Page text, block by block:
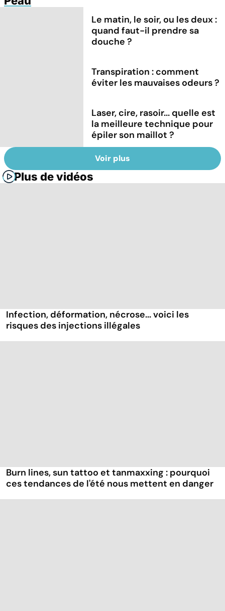
Le matin, le soir, ou les deux :
quand faut-il prendre sa
douche ?
Transpiration : comment
éviter les mauvaises odeurs ?
Laser, cire, rasoir... quelle est
la meilleure technique pour
épiler son maillot ?
Voir plus
Plus de vidéos
Infection, déformation, nécrose... voici les
risques des injections illégales
Burn lines, sun tattoo et tanmaxxing : pourquoi
ces tendances de l'été nous mettent en danger